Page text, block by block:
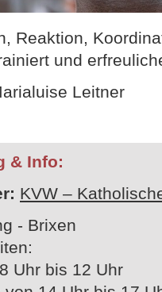
Reaktion,
und
Leitner
& Info:
KVW –
- Brixen
Uhr bis 12 Uhr